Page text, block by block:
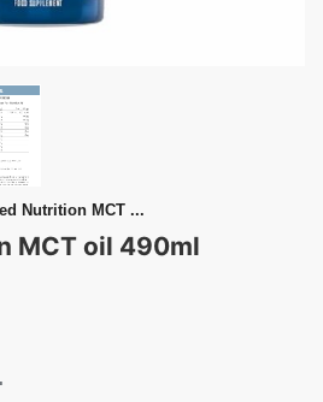
Nutrition MCT ...
MCT oil 490ml